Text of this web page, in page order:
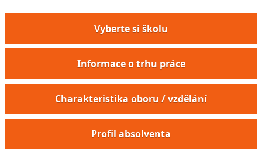
Vyberte si školu
Informace o trhu práce
Charakteristika oboru / vzdělání
Profil absolventa